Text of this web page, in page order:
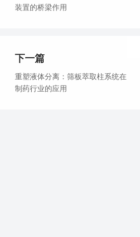
装置的桥梁作用
下一篇
重塑液体分离：筛板萃取柱系统在
制药行业的应用